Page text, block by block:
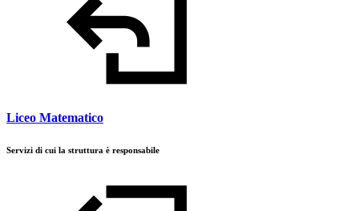
Liceo Matematico
Servizi di cui la struttura è responsabile